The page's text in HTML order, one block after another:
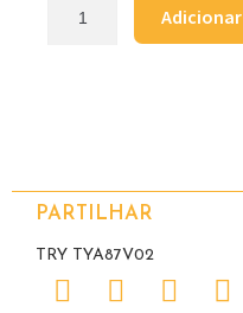
Adicionar
PARTILHAR
TRY TYA87V02